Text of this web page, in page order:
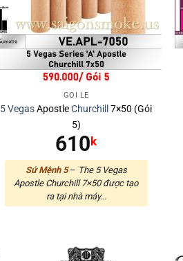
GÓI LẺ
5 VegasApostleChurchill 7×50 (Gói
5)
610 k
Sứ Mệnh 5– The 5 Vegas
Apostle Churchill 7×50 được tạo
ra tại nhà máy...